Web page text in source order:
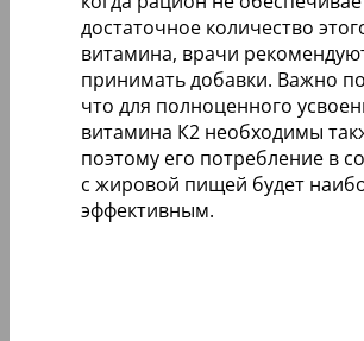
достаточное количество
витамина, врачи
принимать добавки. Важно
что для полноценного
витамина К2 необходимы
поэтому его потребление в
с жировой пищей будет
эффективным.